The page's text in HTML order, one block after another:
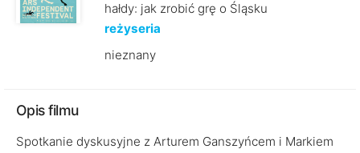
hałdy: jak zrobić grę o Śląsku
reżyseria
nieznany
Opis filmu
Spotkanie dyskusyjne z Arturem Ganszyńcem i Markiem